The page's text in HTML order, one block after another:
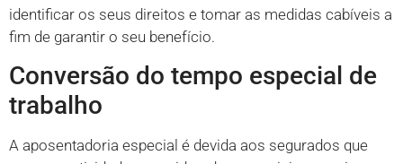
identificar os seus direitos e tomar as medidas cabíveis a
fim de garantir o seu benefício.
Conversão do tempo especial de
trabalho
A aposentadoria especial é devida aos segurados que